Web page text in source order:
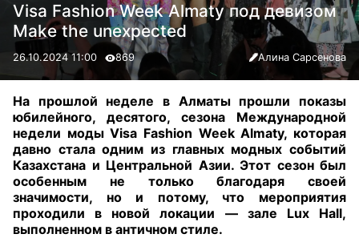
Visa Fashion Week Almaty под девизом
Make the unexpected
26.10.2024 11:00 869 Алина Сарсенова
На прошлой неделе в Алматы прошли показы
юбилейного, десятого, сезона Международной
недели моды Visa Fashion Week Almaty, которая
давно стала одним из главных модных событий
Казахстана и Центральной Азии. Этот сезон был
особенным не только благодаря своей
значимости, но и потому, что мероприятия
проходили в новой локации — зале Lux Hall,
выполненном в античном стиле.